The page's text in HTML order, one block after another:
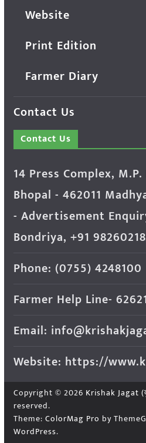
Website
Print Edition
Farmer Diary
Contact Us
Contact Us
14 Press Complex,
Bhopal - 462011
- Advertisement
Bondriya, +91
Phone: (0755) 4248100
Farmer Help Line-
Email:
Website: https://
Copyright © 2026 Krishak Jagat
reserved.
Theme: ColorMag Pro by
WordPress.